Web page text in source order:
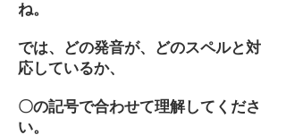
ね。
では、どの発音が、どのスペルと対
応しているか、
〇の記号で合わせて理解してくださ
い。